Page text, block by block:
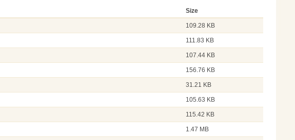
Size
109.28 KB
111.83 KB
107.44 KB
156.76 KB
31.21 KB
105.63 KB
115.42 KB
1.47 MB